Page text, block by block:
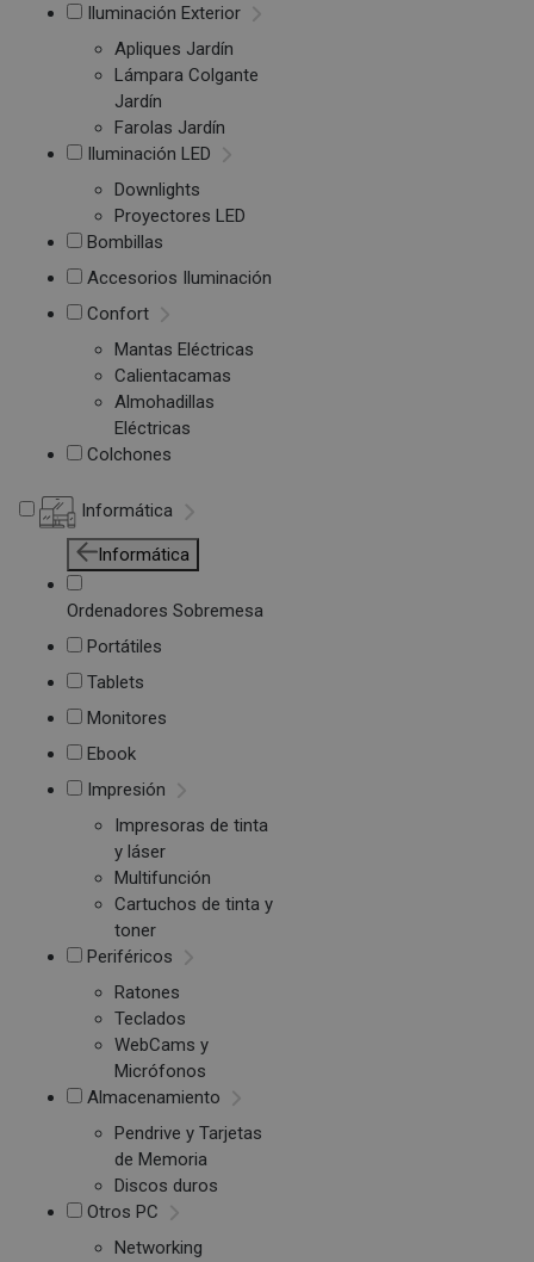
Iluminación Exterior
Apliques Jardín
Lámpara Colgante
Jardín
Farolas Jardín
Iluminación LED
Downlights
Proyectores LED
Bombillas
Accesorios Iluminación
Confort
Mantas Eléctricas
Calientacamas
Almohadillas
Eléctricas
Colchones
Informática
Informática
Ordenadores Sobremesa
Portátiles
Tablets
Monitores
Ebook
Impresión
Impresoras de tinta
y láser
Multifunción
Cartuchos de tinta y
toner
Periféricos
Ratones
Teclados
WebCams y
Micrófonos
Almacenamiento
Pendrive y Tarjetas
de Memoria
Discos duros
Otros PC
Networking